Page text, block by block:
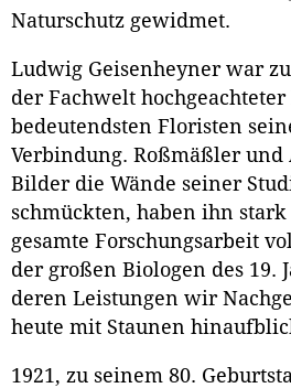
Naturschutz gewidmet.
Ludwig Geisenheyner war
der Fachwelt
bedeutendsten Floristen
Verbindung. Roßmäßler und
Bilder die Wände seiner
schmückten, haben ihn stark
gesamte Forschungsarbeit
der großen Biologen des 19.
deren Leistungen wir
heute mit Staunen
1921, zu seinem 80.